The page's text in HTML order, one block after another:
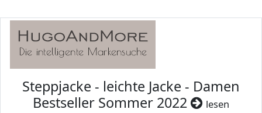
Steppjacke - leichte Jacke - Damen
Bestseller Sommer 2022
lesen